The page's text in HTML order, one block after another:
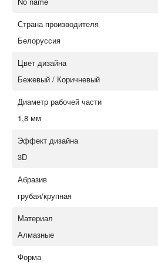
Страна производителя
Белоруссия
Цвет дизайна
Бежевый / Коричневый
Диаметр рабочей части
1,8 мм
Эффект дизайна
3D
Абразив
грубая/крупная
Материал
Алмазные
Форма